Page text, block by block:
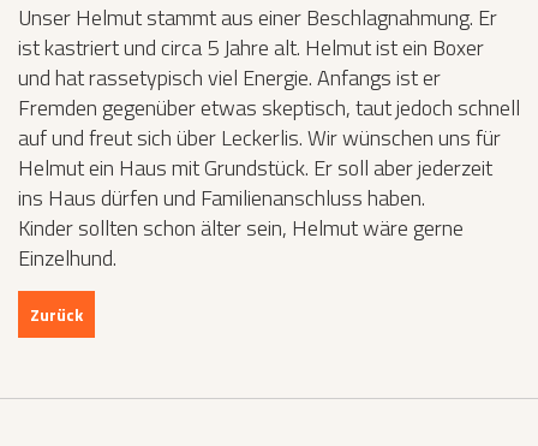
Unser Helmut stammt aus einer Beschlagnahmung. Er
ist kastriert und circa 5 Jahre alt. Helmut ist ein Boxer
und hat rassetypisch viel Energie. Anfangs ist er
Fremden gegenüber etwas skeptisch, taut jedoch schnell
auf und freut sich über Leckerlis. Wir wünschen uns für
Helmut ein Haus mit Grundstück. Er soll aber jederzeit
ins Haus dürfen und Familienanschluss haben.
Kinder sollten schon älter sein, Helmut wäre gerne
Einzelhund.
Zurück